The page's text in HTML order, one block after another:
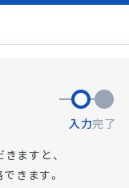
入力完了
ますと、
きます。